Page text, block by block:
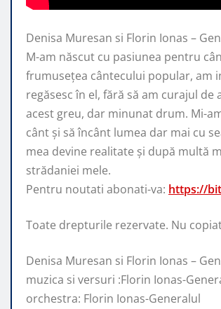
Denisa Muresan si Florin Ionas –
M-am născut cu pasiunea pentru
frumuseţea cântecului popular, am
regăsesc în el, fără să am curajul
acest greu, dar minunat drum. Mi-
cânt şi să încânt lumea dar mai cu
mea devine realitate şi după multă
strădaniei mele.
Pentru noutati abonati-va: https://
Toate drepturile rezervate. Nu
Denisa Muresan si Florin Ionas –
muzica si versuri :Florin Ionas-
orchestra: Florin Ionas-Generalul